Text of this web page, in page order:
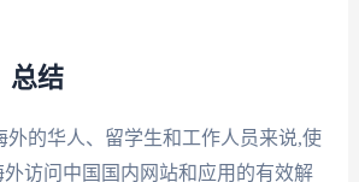
总结
外的华人、留学生和工作人员来说,使
访问中国国内网站和应用的有效解